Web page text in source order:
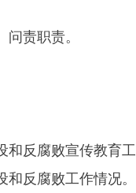
责职责。
反腐败宣传教育工
反腐败工作情况。